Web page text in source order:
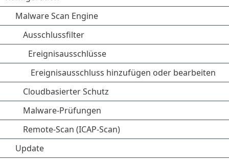
Malware Scan Engine
Ausschlussfilter
Ereignisausschlüsse
Ereignisausschluss hinzufügen oder bearbeiten
Cloudbasierter Schutz
Malware-Prüfungen
Remote-Scan (ICAP-Scan)
Update